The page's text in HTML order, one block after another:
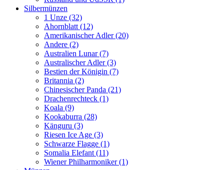
Silbermünzen
1 Unze (32)
Ahornblatt (12)
Amerikanischer Adler (20)
Andere (2)
Australien Lunar (7)
Australischer Adler (3)
Bestien der Königin (7)
Britannia (2)
Chinesischer Panda (21)
Drachenrechteck (1)
Koala (9)
Kookaburra (28)
Känguru (3)
Riesen Ice Age (3)
Schwarze Flagge (1)
Somalia Elefant (11)
Wiener Philharmoniker (1)